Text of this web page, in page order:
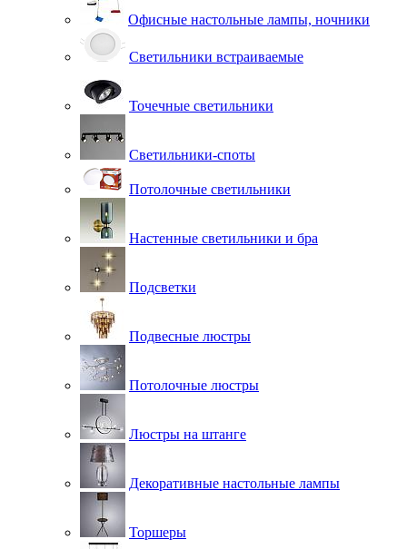
Офисные настольные лампы, ночники
Светильники встраиваемые
Точечные светильники
Светильники-споты
Потолочные светильники
Настенные светильники и бра
Подсветки
Подвесные люстры
Потолочные люстры
Люстры на штанге
Декоративные настольные лампы
Торшеры